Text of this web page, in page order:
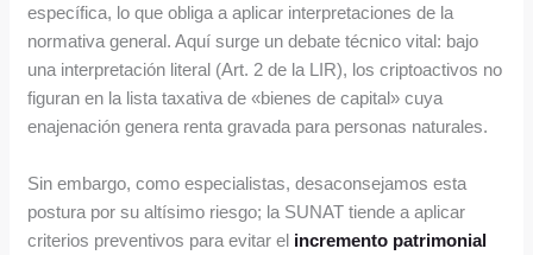
específica, lo que obliga a aplicar interpretaciones de la
normativa general. Aquí surge un debate técnico vital: bajo
una interpretación literal (Art. 2 de la LIR), los criptoactivos no
figuran en la lista taxativa de «bienes de capital» cuya
enajenación genera renta gravada para personas naturales.
Sin embargo, como especialistas, desaconsejamos esta
postura por su altísimo riesgo; la SUNAT tiende a aplicar
criterios preventivos para evitar el incremento patrimonial